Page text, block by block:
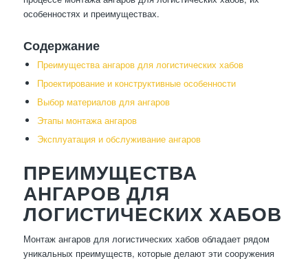
особенностях и преимуществах.
Содержание
Преимущества ангаров для логистических хабов
Проектирование и конструктивные особенности
Выбор материалов для ангаров
Этапы монтажа ангаров
Эксплуатация и обслуживание ангаров
ПРЕИМУЩЕСТВА
АНГАРОВ ДЛЯ
ЛОГИСТИЧЕСКИХ ХАБОВ
Монтаж ангаров для логистических хабов обладает рядом
уникальных преимуществ, которые делают эти сооружения